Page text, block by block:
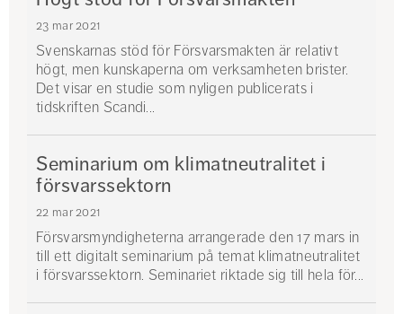
23 mar 2021
Svenskarnas stöd för Försvarsmakten är relativt
högt, men kunskaperna om verksamheten brister.
Det visar en studie som nyligen publicerats i
tidskriften Scandi...
Seminarium om klimatneutralitet i
försvarssektorn
22 mar 2021
Försvarsmyndigheterna arrangerade den 17 mars in
till ett digitalt seminarium på temat klimatneutralitet
i försvarssektorn. Seminariet riktade sig till hela för...